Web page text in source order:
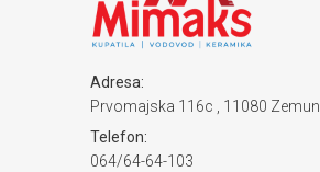
Adresa:
Prvomajska 116c , 11080 Zemun
Telefon:
064/64-64-103